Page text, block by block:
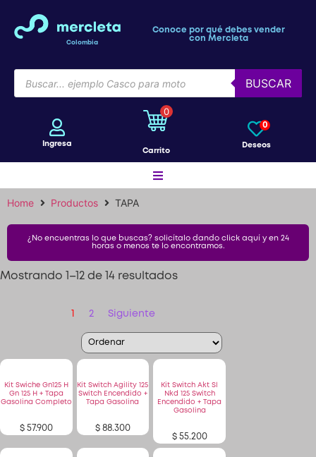
Colombia
Conoce por qué debes vender
con Mercleta
BUSCAR
Ingresa
0
Carrito
Deseos
0
Bicicletas
Patines
Patinetas
Quiero Vender
Ingresar
Home Productos TAPA
¿No encuentras lo que buscas? solicítalo dando click aquí y en 24
horas o menos te lo encontramos.
Mostrando 1–12 de 14 resultados
2 Siguiente
Kit Swiche Gn125 H
Gn 125 H + Tapa
Gasolina Completo
$57.900
Kit Switch Agility 125
Switch Encendido +
Tapa Gasolina
$88.300
Kit Switch Akt Sl
Nkd 125 Switch
Encendido + Tapa
Gasolina
$55.200